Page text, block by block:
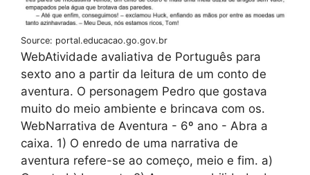
Source: portal.educacao.go.gov.br
WebAtividade avaliativa de Português para
sexto ano a partir da leitura de um conto de
aventura. O personagem Pedro que gostava
muito do meio ambiente e brincava com os.
WebNarrativa de Aventura - 6º ano - Abra a
caixa. 1) O enredo de uma narrativa de
aventura refere-se ao começo, meio e fim. a)